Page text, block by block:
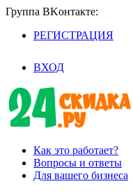
Группа BKoнтaктe:
РЕГИСТРАЦИЯ
ВХОД
Как это работает?
Вопросы и ответы
Для вашего бизнеса